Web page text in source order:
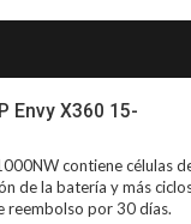
Envy X360 15-
contiene células
de la batería y más
reembolso por 30 días.